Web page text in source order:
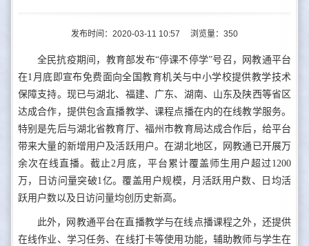
发布时间：2020-03-11 10:57 浏览量： 350
全民抗疫期间，教育部发布“停课不停学”号召，网教通平台
在1月底即宣布免费面向全国教育机关与中小学校提供教学技术
保障支持。现已与湖北、福建、广东、湖南、山东及陕西等省区
达成合作，提供包含直播教学、课程点播在内的在线教学服务。
特别是先后与湖北省教育厅、福州市教育局达成合作后，给平台
带来大量的新增用户及活跃用户。在湖北地区，网教通已开展万
余次在线直播。截止2月底，平台累计覆盖师生用户超过1200
万，日访问量突破1亿。覆盖用户规模，月活跃用户数、日均活
跃用户数以及日访问量均创历史新高。
此外，网教通平台在直播教学与在线点播课程之外，还提供
在线作业、学习任务、在线打卡等使用功能，辅助教师与学生在